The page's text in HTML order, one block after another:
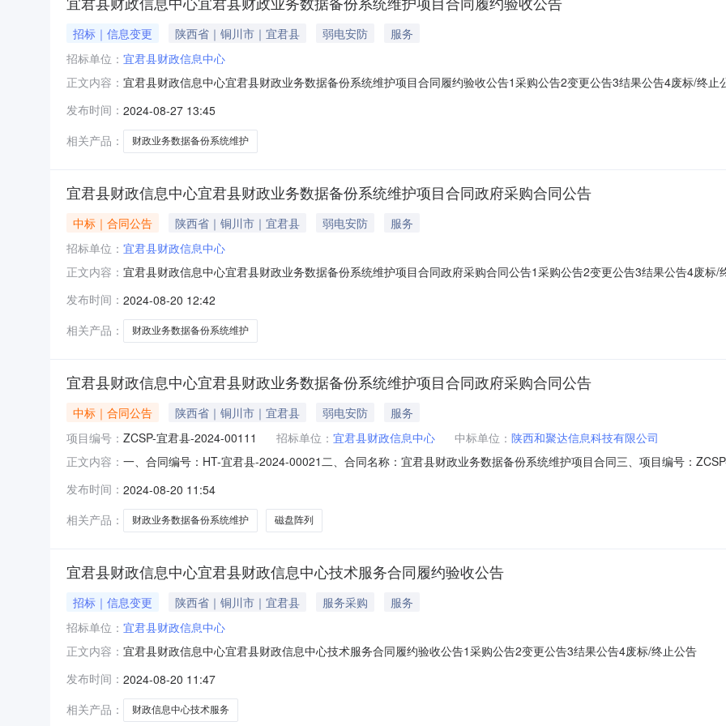
招标｜信息变更 陕西省｜铜川市｜宜君县 弱电安防
服务
招标单位： 宜君县财政信息中心
正文内容： 宜君县财政信息中心宜君县财政业务数据备份系统维护项目合同履约验收公告1采购公告2变更公告3结果公告4废标/终止
发布时间： 2024-08-27 13:45
相关产品：
财政业务数据备份系统维护
宜君县财政信息中心宜君县财政业务数据备份系统维护项目合同政府采购合同公告
中标｜合同公告 陕西省｜铜川市｜宜君县 弱电安防
服务
招标单位： 宜君县财政信息中心
正文内容： 宜君县财政信息中心宜君县财政业务数据备份系统维护项目合同政府采购合同公告1采购公告2变更公告3结果公告4废标/
发布时间： 2024-08-20 12:42
相关产品：
财政业务数据备份系统维护
宜君县财政信息中心宜君县财政业务数据备份系统维护项目合同政府采购合同公告
中标｜合同公告 陕西省｜铜川市｜宜君县 弱电安防
服务
项目编号： ZCSP-宜君县-2024-00111 招标单位： 宜君县财政信息中心 中标单位： 陕西和聚达信息科技有限公司
正文内容： 一、合同编号：HT-宜君县-2024-00021二、合同名称：宜君县财政业务数据备份系统维护项目合同三、项目编号：
市雁塔区西沣路与西部大道十字向东路北1000米10幢11202室联系方式：15991710091六、合同主要信息主要标的：序
发布时间： 2024-08-20 11:54
相关产品：
财政业务数据备份系统维护 磁盘阵列
宜君县财政信息中心宜君县财政信息中心技术服务合同履约验收公告
招标｜信息变更 陕西省｜铜川市｜宜君县 服务采购
服务
招标单位： 宜君县财政信息中心
正文内容： 宜君县财政信息中心宜君县财政信息中心技术服务合同履约验收公告1采购公告2变更公告3结果公告4废标/终止公告
发布时间： 2024-08-20 11:47
相关产品：
财政信息中心技术服务